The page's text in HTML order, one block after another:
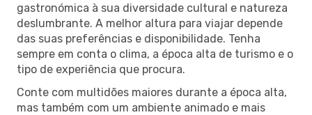
gastronómica à sua diversidade cultural e natureza
deslumbrante. A melhor altura para viajar depende
das suas preferências e disponibilidade. Tenha
sempre em conta o clima, a época alta de turismo e o
tipo de experiência que procura.
Conte com multidões maiores durante a época alta,
mas também com um ambiente animado e mais